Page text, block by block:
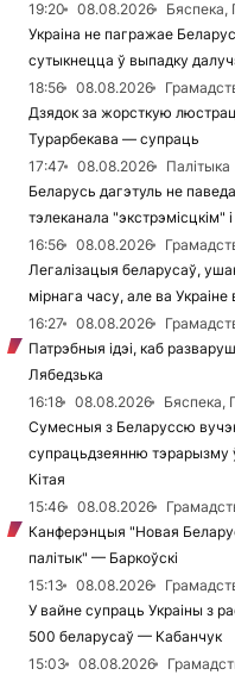
19:20
08.08.2026
Бяспека,
Украіна не пагражае
сутыкнецца ў выпадку
18:56
08.08.2026
Дзядок за жорсткую
Турарбекава — супраць
17:47
08.08.2026
Палітыка
Беларусь дагэтуль не
тэлеканала "экстрэмісцкім"
16:56
08.08.2026
Легалізацыя беларусаў,
мірнага часу, але ва
16:27
08.08.2026
Патрэбныя ідэі, каб
Лябедзька
16:18
08.08.2026
Бяспека,
Сумесныя з Беларуссю
супрацьдзеянню тэрарызму
Кітая
15:46
08.08.2026
Канферэнцыя "Новая
палітык" — Баркоўскі
15:13
08.08.2026
У вайне супраць Украіны з
500 беларусаў — Кабанчук
15:03
08.08.2026